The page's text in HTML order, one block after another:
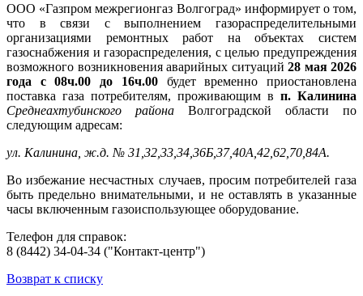
ООО «Газпром межрегионгаз Волгоград» информирует о том,
что в связи с выполнением газораспределительными
организациями ремонтных работ на объектах систем
газоснабжения и газораспределения, с целью предупреждения
возможного возникновения аварийных ситуаций 28 мая 2026
года с 08ч.00 до 16ч.00будет временно приостановлена
поставка газа потребителям, проживающим в п. Калинина
Среднеахтубинского района Волгоградской области по
следующим адресам:
ул. Калинина, ж.д. № 31,32,33,34,36Б,37,40А,42,62,70,84А.
Во избежание несчастных случаев, просим потребителей газа
быть предельно внимательными, и не оставлять в указанные
часы включенным газоиспользующее оборудование.
Телефон для справок:
8 (8442) 34-04-34 ("Контакт-центр")
Возврат к списку